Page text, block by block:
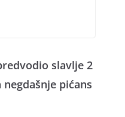
slavlje 2
pićans